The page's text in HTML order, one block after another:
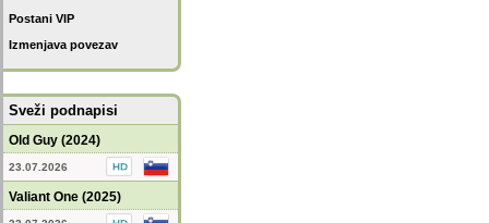
Postani VIP
Izmenjava povezav
Sveži podnapisi
Old Guy (2024)
23.07.2026
Valiant One (2025)